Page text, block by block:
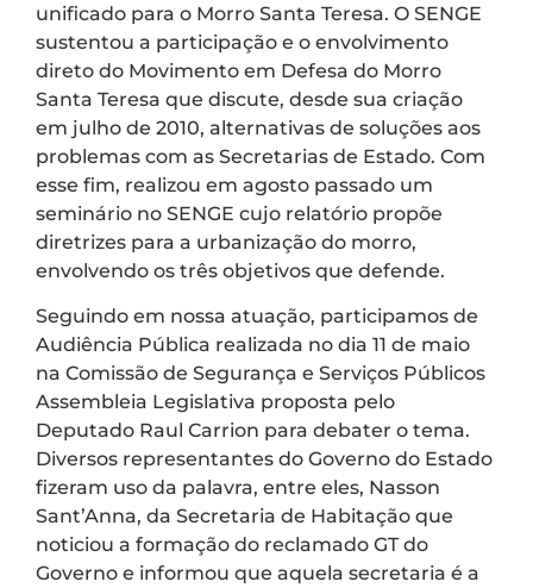
unificado para o Morro Santa Teresa. O SENGE
sustentou a participação e o envolvimento
direto do Movimento em Defesa do Morro
Santa Teresa que discute, desde sua criação
em julho de 2010, alternativas de soluções aos
problemas com as Secretarias de Estado. Com
esse fim, realizou em agosto passado um
seminário no SENGE cujo relatório propõe
diretrizes para a urbanização do morro,
envolvendo os três objetivos que defende.
Seguindo em nossa atuação, participamos de
Audiência Pública realizada no dia 11 de maio
na Comissão de Segurança e Serviços Públicos
Assembleia Legislativa proposta pelo
Deputado Raul Carrion para debater o tema.
Diversos representantes do Governo do Estado
fizeram uso da palavra, entre eles, Nasson
Sant’Anna, da Secretaria de Habitação que
noticiou a formação do reclamado GT do
Governo e informou que aquela secretaria é a